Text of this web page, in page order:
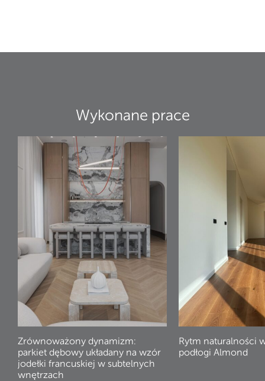
Wykonane prace
Zrównoważony dynamizm:
parkiet dębowy układany na wzór
jodełki francuskiej w subtelnych
wnętrzach
Rytm naturalności
podłogi Almond